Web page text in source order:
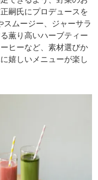
嗣氏にプロデュースを
ムージー、ジャーサラ
薫り高いハーブティー
ヒーなど、素材選びか
嬉しいメニューが楽し